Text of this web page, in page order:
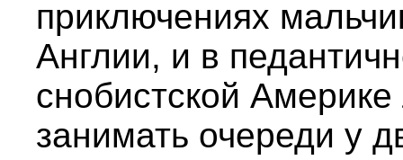
приключениях
Англии, и в
снобистской
занимать очереди у